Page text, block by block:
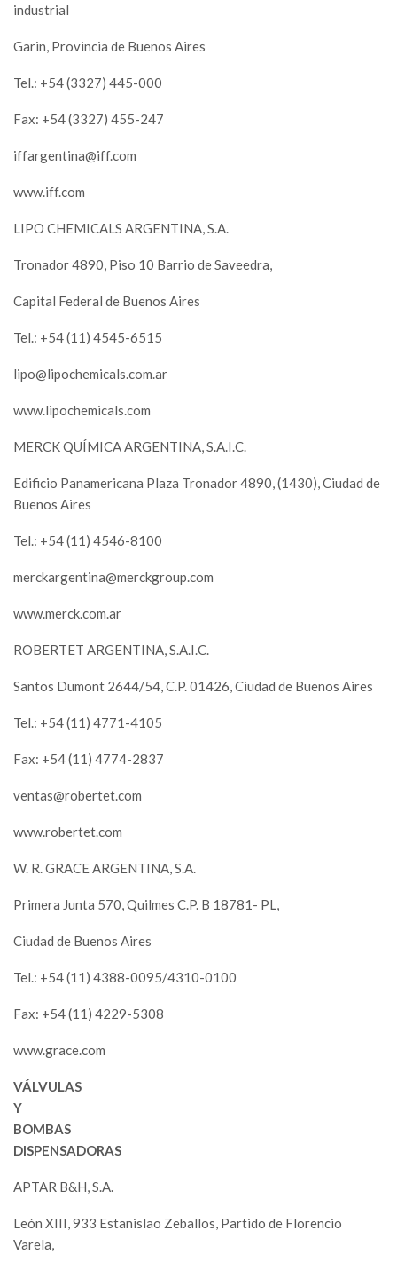
industrial
Garin, Provincia de Buenos Aires
Tel.: +54 (3327) 445-000
Fax: +54 (3327) 455-247
iffargentina@iff.com
www.iff.com
LIPO CHEMICALS ARGENTINA, S.A.
Tronador 4890, Piso 10 Barrio de Saveedra,
Capital Federal de Buenos Aires
Tel.: +54 (11) 4545-6515
lipo@lipochemicals.com.ar
www.lipochemicals.com
MERCK QUÍMICA ARGENTINA, S.A.I.C.
Edificio Panamericana Plaza Tronador 4890, (1430), Ciudad de
Buenos Aires
Tel.: +54 (11) 4546-8100
merckargentina@merckgroup.com
www.merck.com.ar
ROBERTET ARGENTINA, S.A.I.C.
Santos Dumont 2644/54, C.P. 01426, Ciudad de Buenos Aires
Tel.: +54 (11) 4771-4105
Fax: +54 (11) 4774-2837
ventas@robertet.com
www.robertet.com
W. R. GRACE ARGENTINA, S.A.
Primera Junta 570, Quilmes C.P. B 18781- PL,
Ciudad de Buenos Aires
Tel.: +54 (11) 4388-0095/4310-0100
Fax: +54 (11) 4229-5308
www.grace.com
VÁLVULAS
Y
BOMBAS
DISPENSADORAS
APTAR B&H, S.A.
León XIII, 933 Estanislao Zeballos, Partido de Florencio
Varela,